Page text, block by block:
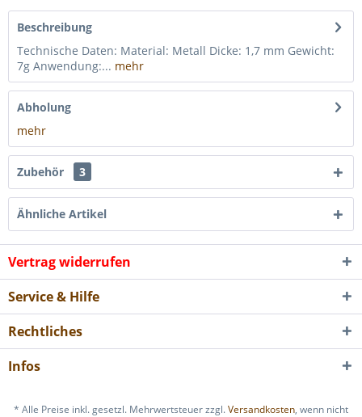
Beschreibung
Technische Daten: Material: Metall Dicke: 1,7 mm Gewicht:
7g Anwendung:... mehr
Abholung
mehr
Zubehör 3
Ähnliche Artikel
Vertrag widerrufen
Service & Hilfe
Rechtliches
Infos
* Alle Preise inkl. gesetzl. Mehrwertsteuer zzgl.Versandkosten, wenn nicht